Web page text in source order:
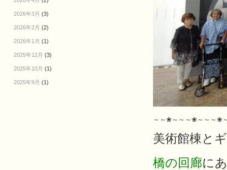
2026年3月 (3)
2026年2月 (2)
2026年1月 (1)
2025年12月 (3)
2025年10月 (1)
2025年9月 (1)
～～❀～～～❀～～～❀
美術館棟と
橋の回廊に